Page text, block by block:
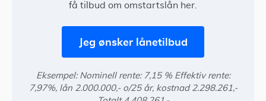
få tilbud om omstartslån her.
Jeg ønsker lånetilbud
Eksempel: Nominell rente: 7,15 % Effektiv rente:
7,97%, lån 2.000.000,- o/25 år, kostnad 2.298.261,-